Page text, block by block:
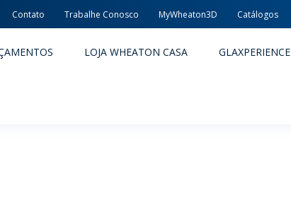
Contato Trabalhe Conosco MyWheaton3D Catálogos
LOJA WHEATON CASA GLAXPERIENCE